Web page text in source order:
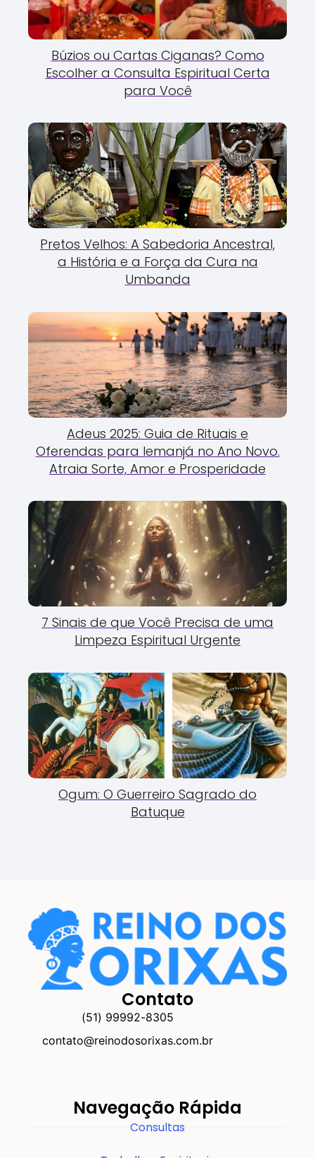
Búzios ou Cartas Ciganas? Como
Escolher a Consulta Espiritual Certa
para Você
Pretos Velhos: A Sabedoria Ancestral,
a História e a Força da Cura na
Umbanda
Adeus 2025: Guia de Rituais e
Oferendas para Iemanjá no Ano Novo.
Atraia Sorte, Amor e Prosperidade
7 Sinais de que Você Precisa de uma
Limpeza Espiritual Urgente
Ogum: O Guerreiro Sagrado do
Batuque
Contato
(51) 99992-8305
contato@reinodosorixas.com.br
Navegação Rápida
Consultas